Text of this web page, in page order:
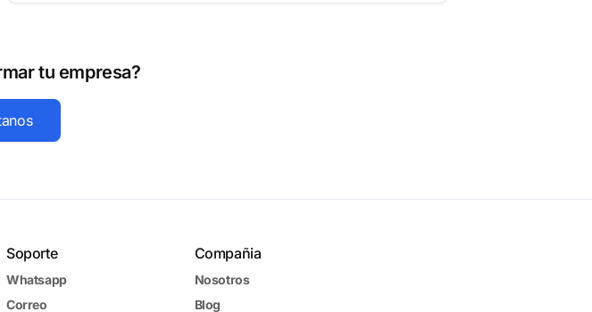
tu empresa?
Soporte
Whatsapp
Correo
Compañia
Nosotros
Blog